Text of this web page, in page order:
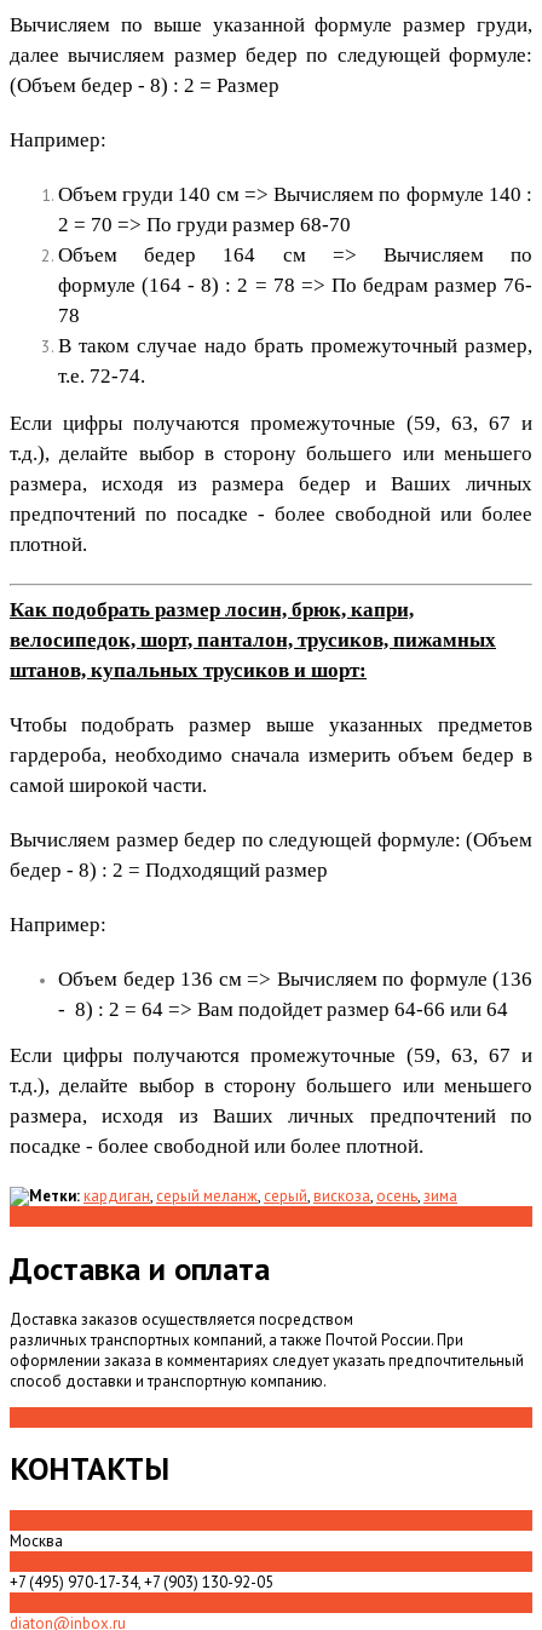
Вычисляем по выше указанной формуле размер груди,
далее вычисляем размер бедер по следующей формуле:
(Объем бедер - 8) : 2 = Размер
Например:
Объем груди 140 см =>Вычисляем по формуле 140 :
2 = 70 => По груди размер 68-70
Объем бедер 164 см => Вычисляем по
формуле(164 - 8) : 2 = 78 => По бедрам размер 76-
78
В таком случае надо брать промежуточный размер,
т.е. 72-74.
​Если цифры получаются промежуточные (59, 63, 67 и
т.д.), делайте выбор в сторону большего или меньшего
размера, исходя из размера бедер и Ваших личных
предпочтений по посадке - более свободной или более
плотной.
Как подобрать размер лосин, брюк, капри,
велосипедок, шорт, панталон, трусиков, пижамных
штанов, купальных трусиков и шорт:
Чтобы подобрать размер выше указанных предметов
гардероба, необходимо сначала измерить объем бедер в
самой широкой части.
Вычисляем размер бедер по следующей формуле: (Объем
бедер - 8) : 2 = Подходящий размер
Например:
Объем бедер 136 см => Вычисляем по формуле (136
- 8) : 2 = 64 => Вам подойдет размер 64-66 или 64
​Если цифры получаются промежуточные (59, 63, 67 и
т.д.), делайте выбор в сторону большего или меньшего
размера, исходя из Ваших личных предпочтений по
посадке - более свободной или более плотной.
Метки:кардиган, серый меланж, серый,вискоза, осень,зима
Доставка и оплата
Доставка заказов осуществляется посредством
различных транспортных компаний, а также Почтой России. При
оформлении заказа в комментариях следует указать предпочтительный
способ доставки и транспортную компанию.
КОНТАКТЫ
Москва
+7 (495) 970-17-34, +7 (903) 130-92-05
diaton@inbox.ru